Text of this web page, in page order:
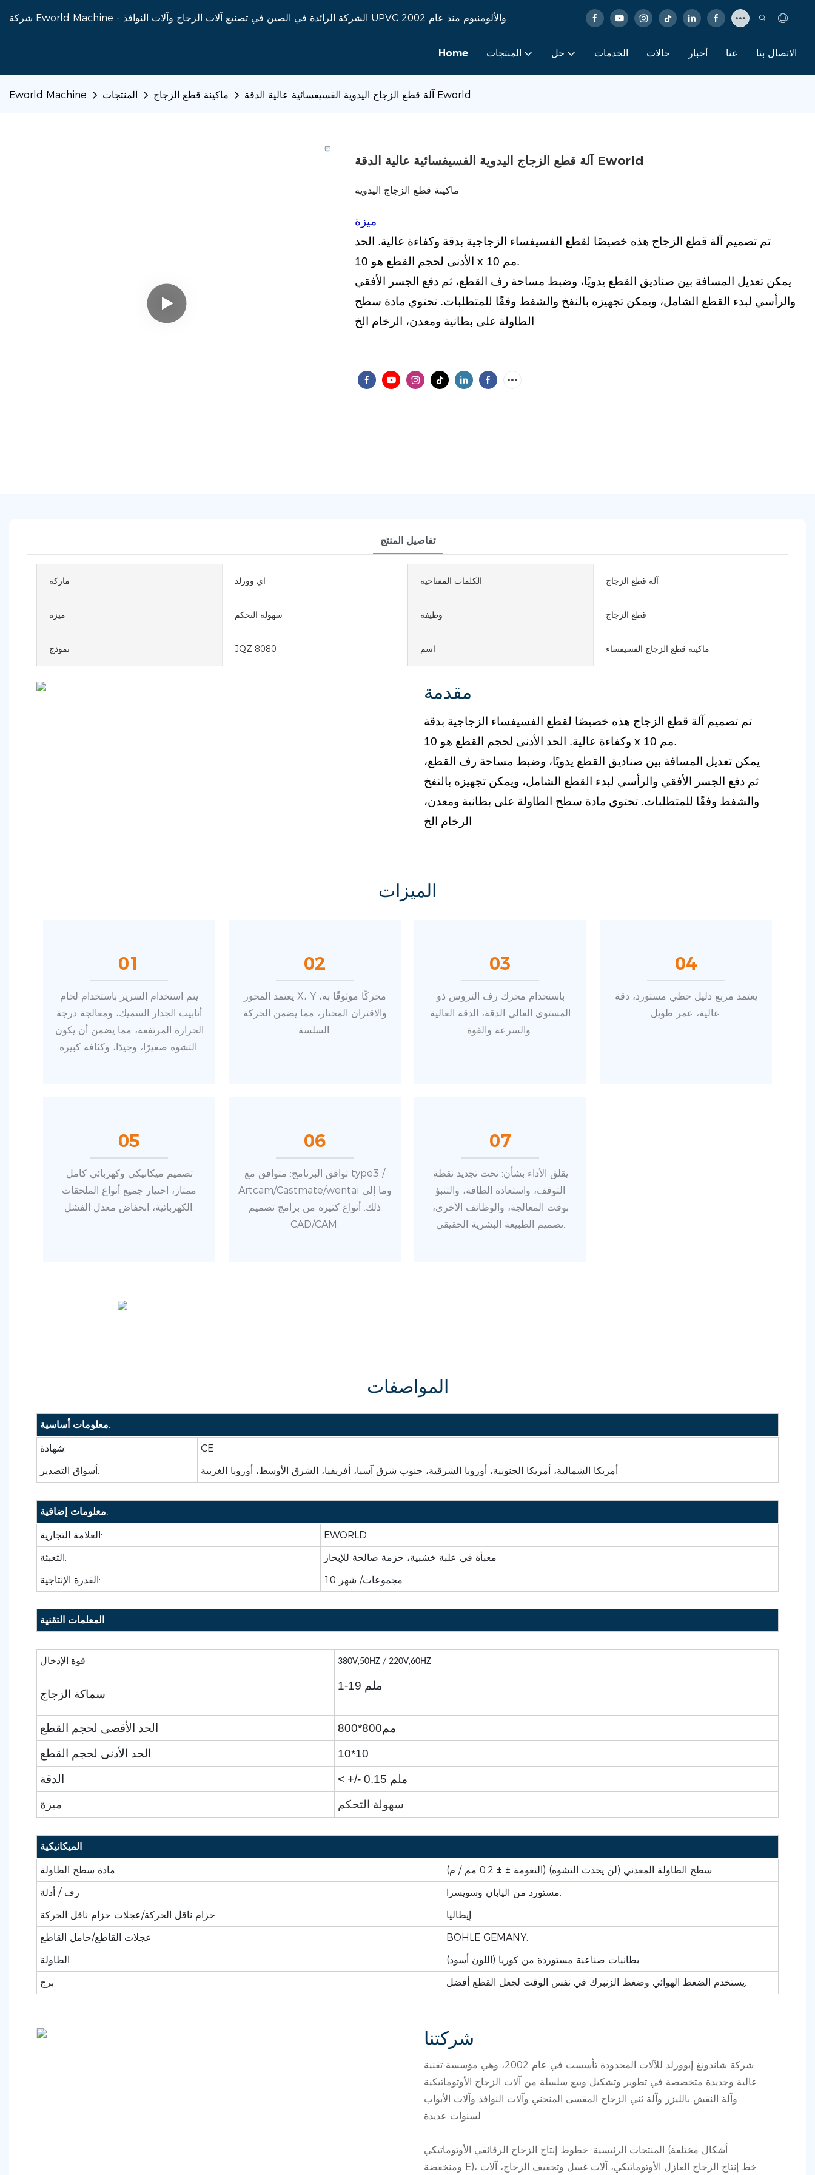
شركة Eworld Machine - الشركة الرائدة في الصين في تصنيع آلات الزجاج وآلات النوافذ UPVC والألومنيوم منذ عام 2002.
Home المنتجات حل الخدمات حالات أخبار عنا الاتصال بنا
Eworld Machine المنتجات ماكينة قطع الزجاج آلة قطع الزجاج اليدوية الفسيفسائية عالية الدقة Eworld
آلة قطع الزجاج اليدوية الفسيفسائية عالية الدقة Eworld
ماكينة قطع الزجاج اليدوية
ميزة
تم تصميم آلة قطع الزجاج هذه خصيصًا لقطع الفسيفساء الزجاجية بدقة وكفاءة عالية. الحد
الأدنى لحجم القطع هو x 10
مم.
يمكن تعديل المسافة بين صناديق القطع يدويًا، وضبط مساحة رف القطع، ثم دفع الجسر الأفقي
والرأسي لبدء القطع الشامل، ويمكن تجهيزه بالنفخ والشفط وفقًا للمتطلبات. تحتوي مادة سطح
الطاولة على بطانية ومعدن، الرخام الخ
تفاصيل المنتج
ماركة اي وورلد الكلمات المفتاحية آلة قطع الزجاج
ميزة سهولة التحكم وظيفة قطع الزجاج
نموذج JQZ 8080 اسم ماكينة قطع الزجاج الفسيفساء
مقدمة
تم تصميم آلة قطع الزجاج هذه خصيصًا لقطع الفسيفساء الزجاجية بدقة
وكفاءة عالية. الحد الأدنى لحجم القطع هو x 10
مم.
يمكن تعديل المسافة بين صناديق القطع يدويًا، وضبط مساحة رف القطع،
ثم دفع الجسر الأفقي والرأسي لبدء القطع الشامل، ويمكن تجهيزه بالنفخ
والشفط وفقًا للمتطلبات. تحتوي مادة سطح الطاولة على بطانية ومعدن،
الرخام الخ
الميزات
01
يتم استخدام السرير باستخدام لحام
أنابيب الجدار السميك، ومعالجة درجة
الحرارة المرتفعة، مما يضمن أن يكون
التشوه صغيرًا، وجيدًا، وكثافة كبيرة.
02
يعتمد المحور X، Y محركًا موثوقًا به،
والاقتران المختار، مما يضمن الحركة
السلسة.
03
باستخدام محرك رف التروس ذو
المستوى العالي الدقة، الدقة العالية
04
يعتمد مربع دليل خطي مستورد، دقة
عالية، عمر طويل.
05
تصميم ميكانيكي وكهربائي كامل
ممتاز، اختيار جميع أنواع الملحقات
الكهربائية، انخفاض معدل الفشل.
06
توافق البرنامج: متوافق مع type3 /
Artcam/Castmate/wentai وما إلى
ذلك. أنواع كثيرة من برامج تصميم
CAD/CAM.
07
يقلق الأداء بشأن: نحت تجديد نقطة
التوقف، واستعادة الطاقة، والتنبؤ
بوقت المعالجة، والوظائف الأخرى،
تصميم الطبيعة البشرية الحقيقي.
المواصفات
معلومات أساسية.
شهادة:
CE
أسواق التصدير:
أمريكا الشمالية، أمريكا الجنوبية، أوروبا الشرقية، جنوب شرق آسيا، أفريقيا، الشرق الأوسط، أوروبا الغربية
معلومات إضافية.
العلامة التجارية:
EWORLD
التعبئة:
معبأة في علبة خشبية، حزمة صالحة للإبحار
القدرة الإنتاجية:
10 مجموعات/ شهر
المعلمات التقنية
قوة الإدخال 380V,50HZ / 220V,60HZ
سماكة الزجاج
1-19 ملم
الحد الأقصى لحجم القطع
مم800*800
الحد الأدنى لحجم القطع
10*10
الدقة
< +/- 0.15 ملم
ميزة
سهولة التحكم
الميكانيكية
مادة سطح الطاولة
سطح الطاولة المعدني (لن يحدث التشوه) (النعومة ± ± 0.2 مم / م)
رف / أدلة
مستورد من اليابان وسويسرا.
حزام ناقل الحركة/عجلات حزام ناقل الحركة
إيطاليا.
عجلات القاطع/حامل القاطع
BOHLE GEMANY.
الطاولة
بطانيات صناعية مستوردة من كوريا (اللون أسود).
برج
يستخدم الضغط الهوائي وضغط الزنبرك في نفس الوقت لجعل القطع أفضل.
شركتنا
شركة شاندونغ إيوورلد للآلات المحدودة تأسست في عام 2002، وهي مؤسسة تقنية
عالية وجديدة متخصصة في تطوير وتشكيل وبيع سلسلة من آلات الزجاج الأوتوماتيكية
وآلة النقش بالليزر وآلة ثني الزجاج المقسى المنحني وآلات النوافذ وآلات الأبواب
لسنوات عديدة.
المنتجات الرئيسية: خطوط إنتاج الزجاج الرقائقي الأوتوماتيكي (أشكال مختلفة
ومنخفضة E)، خط إنتاج الزجاج العازل الأوتوماتيكي، آلات غسل وتجفيف الزجاج، آلات